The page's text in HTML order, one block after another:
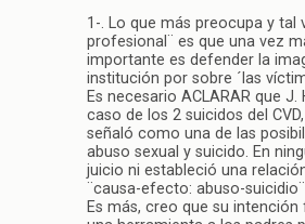
1-. Lo que más preocupa y tal
profesional¨ es que una vez
importante es defender la
institución por sobre ´las
Es necesario ACLARAR que
caso de los 2 suicidos del CVD,
señaló como una de las
abuso sexual y suicido. En
juicio ni estableció una
¨causa-efecto: abuso-
Es más, creo que su